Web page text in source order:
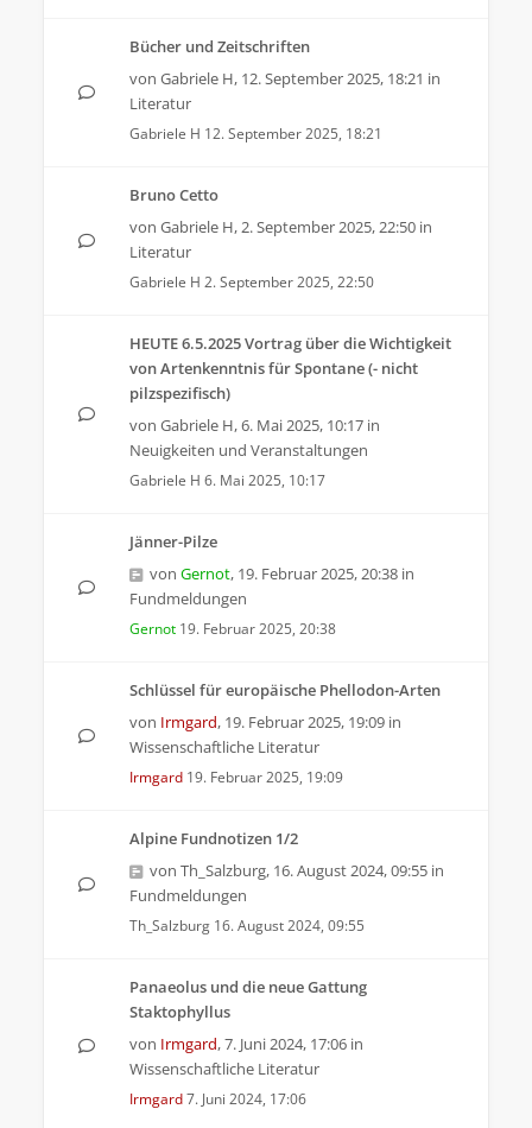
Bücher und Zeitschriften
von Gabriele H, 12. September 2025, 18:21 in
Literatur
Gabriele H 12. September 2025, 18:21
Bruno Cetto
von Gabriele H,2. September 2025, 22:50 in
Literatur
Gabriele H 2. September 2025, 22:50
HEUTE 6.5.2025 Vortrag über die Wichtigkeit
von Artenkenntnis für Spontane (- nicht
pilzspezifisch)
von Gabriele H,6. Mai 2025, 10:17 in
Neuigkeiten und Veranstaltungen
Gabriele H 6. Mai 2025, 10:17
Jänner-Pilze
von Gernot, 19. Februar 2025, 20:38 in
Fundmeldungen
Gernot 19. Februar 2025, 20:38
Schlüssel für europäische Phellodon-Arten
von Irmgard, 19. Februar 2025, 19:09 in
Wissenschaftliche Literatur
Irmgard 19. Februar 2025, 19:09
Alpine Fundnotizen 1/2
von Th_Salzburg, 16. August 2024, 09:55 in
Fundmeldungen
Th_Salzburg 16. August 2024, 09:55
Panaeolus und die neue Gattung
Staktophyllus
von Irmgard,7. Juni 2024, 17:06 in
Wissenschaftliche Literatur
Irmgard7. Juni 2024, 17:06